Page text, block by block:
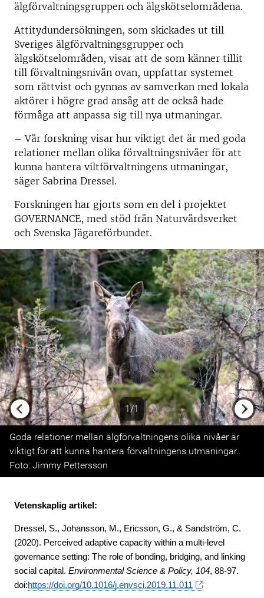
älgförvaltningsgruppen och älgskötselområdena.
Attitydundersökningen, som skickades ut till
Sveriges älgförvaltningsgrupper och
älgskötselområden, visar att de som känner tillit
till förvaltningsnivån ovan, uppfattar systemet
som rättvist och gynnas av samverkan med lokala
aktörer i högre grad ansåg att de också hade
förmåga att anpassa sig till nya utmaningar.
– Vår forskning visar hur viktigt det är med goda
relationer mellan olika förvaltningsnivåer för att
kunna hantera viltförvaltningens utmaningar,
säger Sabrina Dressel.
Forskningen har gjorts som en del i projektet
GOVERNANCE, med stöd från Naturvårdsverket
och Svenska Jägareförbundet.
1/1
Previous
Goda relationer mellan älgförvaltningens olika nivåer är
viktigt för att kunna hantera förvaltningens utmaningar.
Foto: Jimmy Pettersson
Vetenskaplig artikel:
Dressel, S., Johansson, M., Ericsson, G., & Sandström, C.
(2020). Perceived adaptive capacity within a multi-level
governance setting: The role of bonding, bridging, and linking
social capital. Environmental Science & Policy, 104, 88-97.
doi:https://doi.org/10.1016/j.envsci.2019.11.011